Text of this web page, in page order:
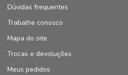
Dúvidas frequentes
Trabalhe conosco
Mapa do site
Trocas e devoluções
Meus pedidos